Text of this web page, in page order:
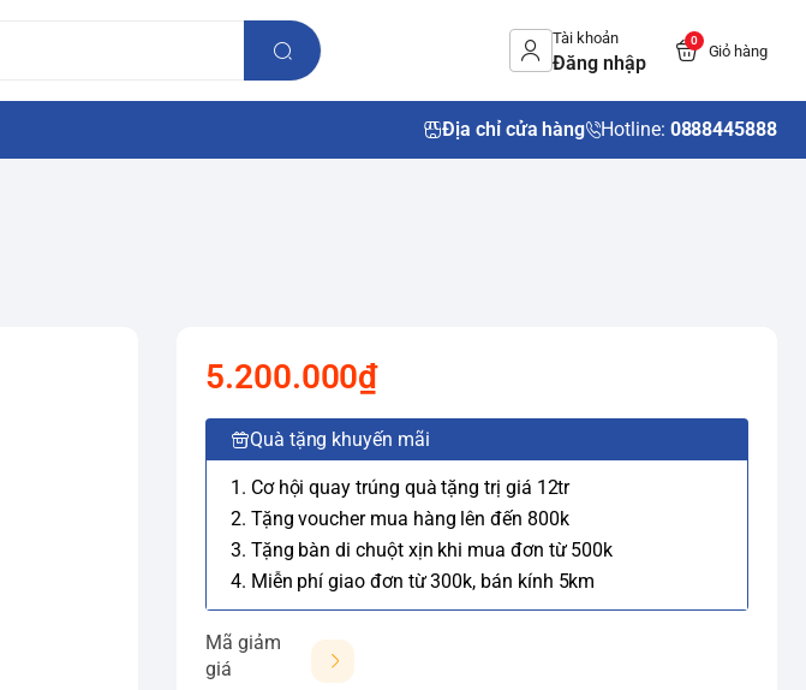
Tài khoản
Đăng nhập
0
Giỏ hàng
Địa chỉ cửa hàng Hotline: 0888445888
5.200.000₫
Quà tặng khuyến mãi
1. Cơ hội quay trúng quà tặng trị giá 12tr
2. Tặng voucher mua hàng lên đến 800k
3. Tặng bàn di chuột xịn khi mua đơn từ 500k
4. Miễn phí giao đơn từ 300k, bán kính 5km
Mã giảm
giá